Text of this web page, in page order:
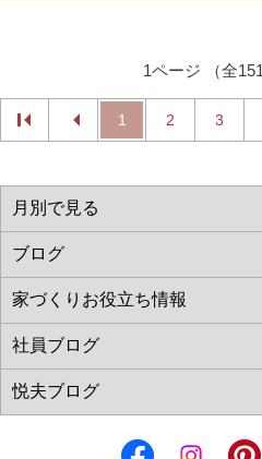
1ページ （全
1 2 3